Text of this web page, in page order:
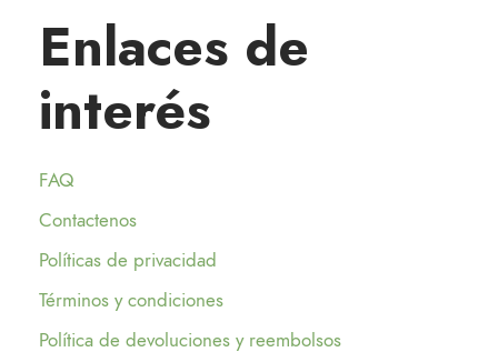
Enlaces de
interés
FAQ
Contactenos
Políticas de privacidad
Términos y condiciones
Política de devoluciones y reembolsos